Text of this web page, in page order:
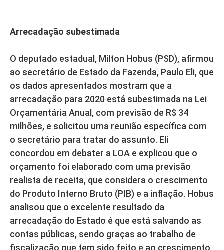
Arrecadação subestimada
O deputado estadual, Milton Hobus (PSD), afirmou
ao secretário de Estado da Fazenda, Paulo Eli, que
os dados apresentados mostram que a
arrecadação para 2020 está subestimada na Lei
Orçamentária Anual, com previsão de R$ 34
milhões, e solicitou uma reunião específica com
o secretário para tratar do assunto. Eli
concordou em debater a LOA e explicou que o
orçamento foi elaborado com uma previsão
realista de receita, que considera o crescimento
do Produto Interno Bruto (PIB) e a inflação. Hobus
analisou que o excelente resultado da
arrecadação do Estado é que está salvando as
contas públicas, sendo graças ao trabalho de
fiscalização que tem sido feito e ao crescimento